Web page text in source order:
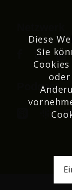
Podcast
Diese
Sie